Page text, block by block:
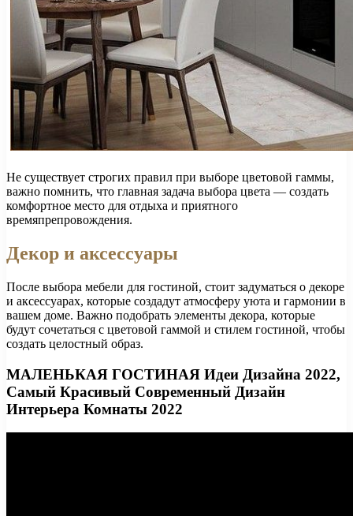
Не существует строгих правил при выборе цветовой гаммы,
важно помнить, что главная задача выбора цвета — создать
комфортное место для отдыха и приятного
времяпрепровождения.
Декор и аксессуары
После выбора мебели для гостиной, стоит задуматься о декоре
и аксессуарах, которые создадут атмосферу уюта и гармонии в
вашем доме. Важно подобрать элементы декора, которые
будут сочетаться с цветовой гаммой и стилем гостиной, чтобы
создать целостный образ.
МАЛЕНЬКАЯ ГОСТИНАЯ Идеи Дизайна 2022,
Самый Красивый Современный Дизайн
Интерьера Комнаты 2022